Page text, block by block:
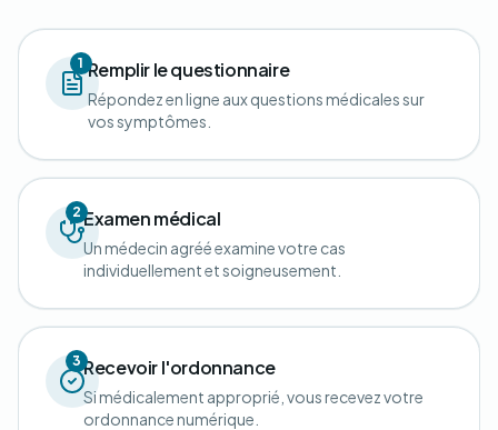
1 Remplir le questionnaire
Répondez en ligne aux questions médicales sur
vos symptômes.
2Examen médical
Un médecin agréé examine votre cas
individuellement et soigneusement.
3 Recevoir l'ordonnance
Si médicalement approprié, vous recevez votre
ordonnance numérique.